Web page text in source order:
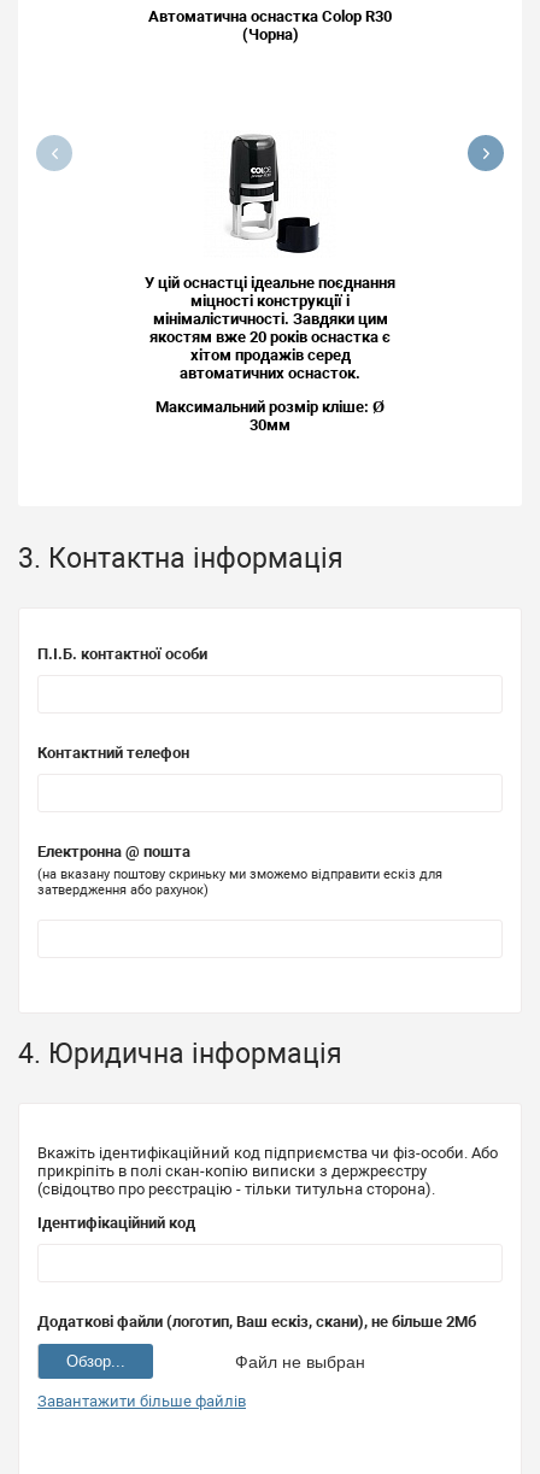
Автоматична оснастка Colop R30
(Чорна)
У цій оснастці ідеальне поєднання
міцності конструкції і
мінімалістичності. Завдяки цим
якостям вже 20 років оснастка є
хітом продажів серед
автоматичних оснасток.
Максимальний розмір кліше: Ø
30мм
3. Контактна інформація
П.І.Б. контактної особи
Контактний телефон
Електронна @ пошта
(на вказану поштову скриньку ми зможемо відправити ескіз для
затвердження або рахунок)
4. Юридична інформація
Вкажіть ідентифікаційний код підприємства чи фіз-особи. Або
прикріпіть в полі скан-копію виписки з держреєстру
(свідоцтво про реєстрацію - тільки титульна сторона).
Ідентифікаційний код
Додаткові файли (логотип, Ваш ескіз, скани), не більше 2Мб
Файл не выбран
Обзор...
Завантажити більше файлів